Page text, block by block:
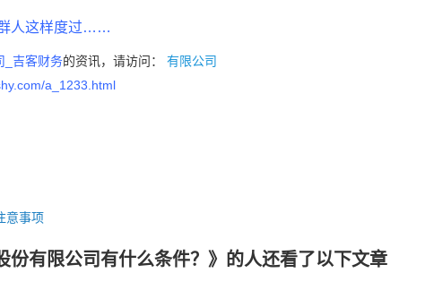
人这样度过……
_吉客财务的资讯，请访问： 有限公司
a_1233.html
意事项
份有限公司有什么条件？ 》的人还看了以下文章